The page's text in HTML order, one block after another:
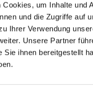
Cookies, um Inhalte und
und die Zugriffe auf
Ihrer Verwendung
Unsere Partner
Sie ihnen bereitgestellt